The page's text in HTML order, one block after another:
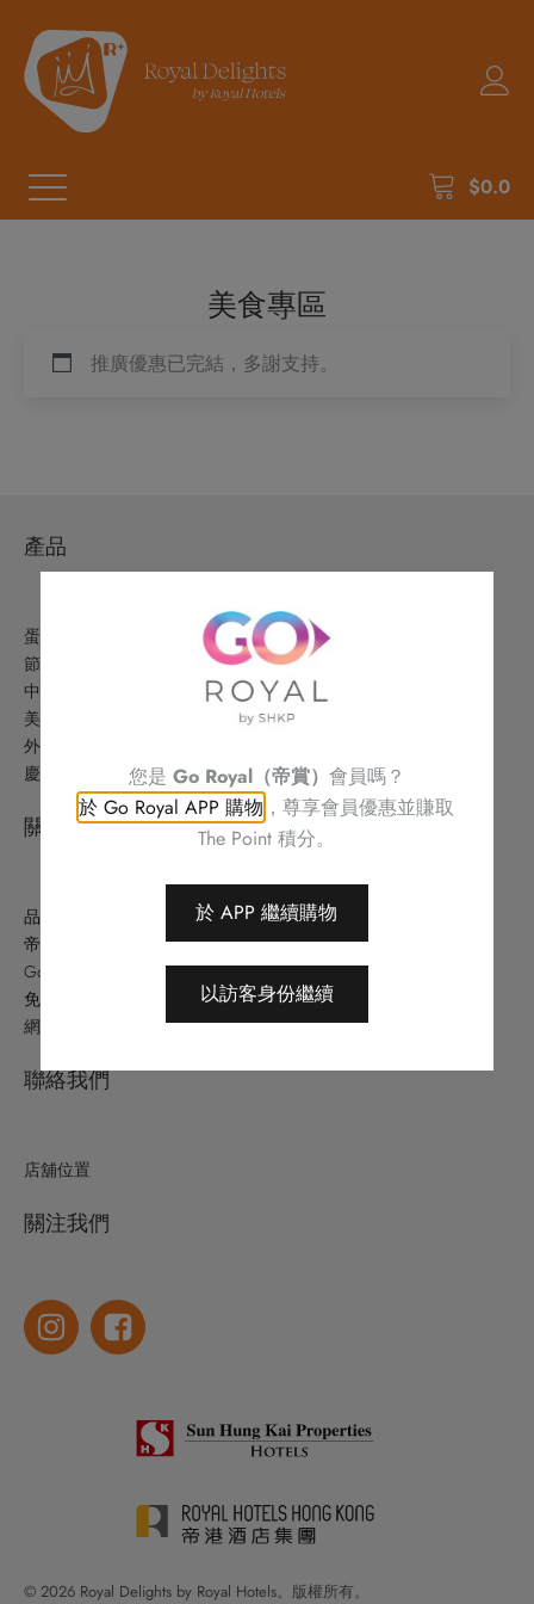
$0.0
美食專區
推廣優惠已完結，多謝支持。
產品
蛋糕美點
節日精選
中式美食
美酒及禮品
外賣美食及優惠
慶祝
關於
品牌故事
帝港酒店集團
Go Royal (帝賞)
免責條款
網站地圖
聯絡我們
店舖位置
關注我們
© 2026 Royal Delights by Royal Hotels。版權所有。
您是 Go Royal（帝賞） 會員嗎？
於 Go Royal APP 購物 ，尊享會員優惠並賺取
The Point 積分。
於 APP 繼續購物
以訪客身份繼續